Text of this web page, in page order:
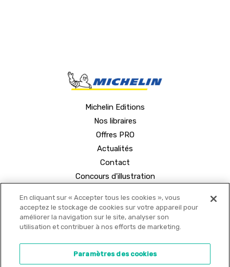
Michelin Editions
Nos libraires
Offres PRO
Actualités
Contact
Concours d'illustration
En cliquant sur « Accepter tous les cookies », vous
acceptez le stockage de cookies sur votre appareil pour
améliorer la navigation sur le site, analyser son
utilisation et contribuer à nos efforts de marketing.
Paramètres des cookies